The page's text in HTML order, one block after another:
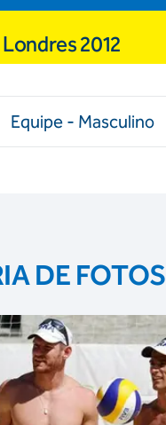
Londres 2012
Equipe - Masculino
DE FOTOS